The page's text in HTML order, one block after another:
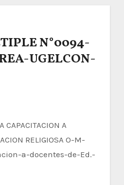
N°0094-
UGELCON-
RELIGIOSA O-M-
a-docentes-de-Ed.-